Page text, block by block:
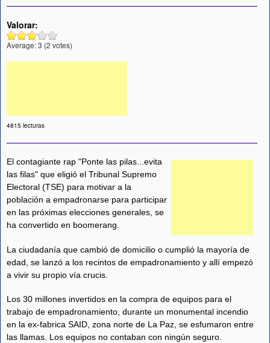
Valorar:
Average:3 (2 votes)
4815 lecturas
El contagiante rap "Ponte las pilas...evita
las filas" que eligió el Tribunal Supremo
Electoral (TSE) para motivar a la
población a empadronarse para participar
en las próximas elecciones generales, se
ha convertido en boomerang.
La ciudadanía que cambió de domicilio o cumplió la mayoría de
edad, se lanzó a los recintos de empadronamiento y allí empezó
a vivir su propio vía crucis.
Los 30 millones invertidos en la compra de equipos para el
trabajo de empadronamiento, durante un monumental incendio
en la ex-fabrica SAID, zona norte de La Paz, se esfumaron entre
las llamas. Los equipos no contaban con ningún seguro.